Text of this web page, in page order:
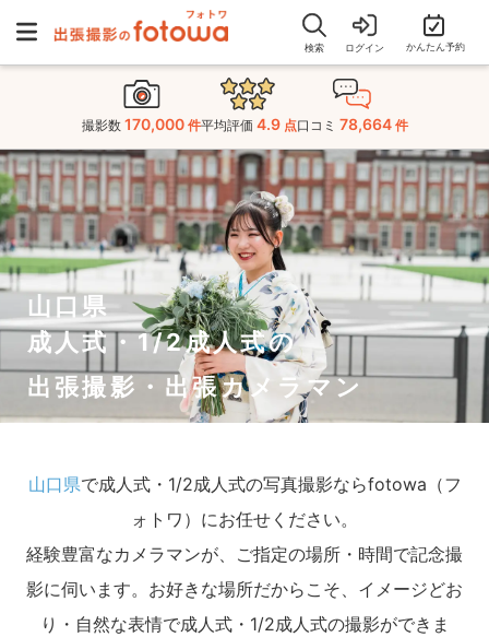
検索 ログイン かんたん予約
撮影数 170,000 件平均評価 4.9 点口コミ 78,664 件
山口県
成人式・1/2成人式の
出張撮影・出張カメラマン
山口県で成人式・1/2成人式の写真撮影ならfotowa（フ
ォトワ）にお任せください。
経験豊富なカメラマンが、ご指定の場所・時間で記念撮
影に伺います。お好きな場所だからこそ、イメージどお
り・自然な表情で成人式・1/2成人式の撮影ができま